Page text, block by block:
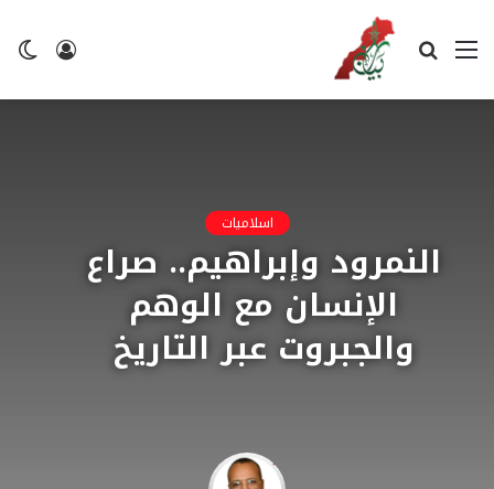
تسجيل
القائمة بحث
اسلاميات
النمرود وإبراهيم.. صراع
الإنسان مع الوهم
والجبروت عبر التاريخ